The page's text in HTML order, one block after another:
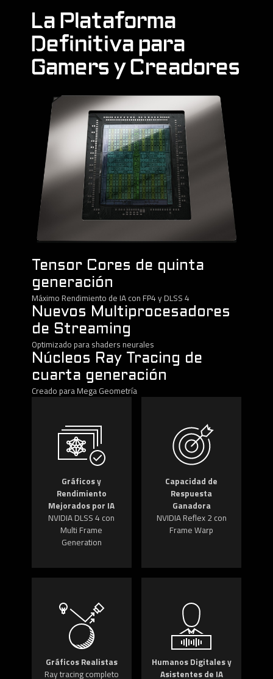
La Plataforma
Definitiva para
Gamers y Creadores
Tensor Cores de quinta
generación
Máximo Rendimiento de IA con FP4 y DLSS 4
Nuevos Multiprocesadores
de Streaming
Optimizado para shaders neurales
Núcleos Ray Tracing de
cuarta generación
Creado para Mega Geometría
Gráficos y
Rendimiento
Mejorados por IA
NVIDIA DLSS 4 con
Multi Frame
Generation
Capacidad de
Respuesta
Ganadora
NVIDIA Reflex 2 con
Frame Warp
Gráficos Realistas
Ray tracing completo
Humanos Digitales y
Asistentes de IA